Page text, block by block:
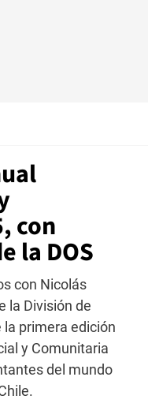
con
la DOS
con Nicolás
la División de
la primera edición
y Comunitaria
del mundo